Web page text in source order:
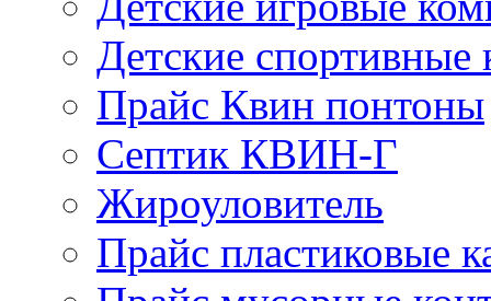
Детские спортивные
Прайс Квин понтоны
Септик КВИН-Г
Жироуловитель
Прайс пластиковые